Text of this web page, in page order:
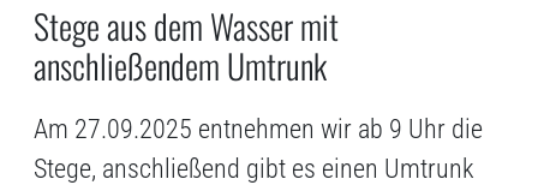
Stege aus dem Wasser mit
anschließendem Umtrunk
Am 27.09.2025 entnehmen wir ab 9 Uhr die
Stege, anschließend gibt es einen Umtrunk